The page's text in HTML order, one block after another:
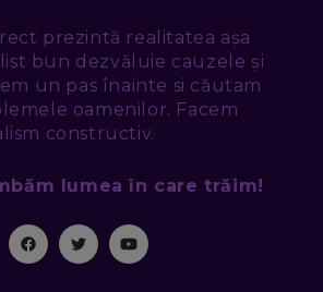
ȚIBRIGAN, DIGITAL FORENSIC TEAM: CUM ÎȚI DAI
CINEVA ÎNCEARCĂ SĂ TE MANIPULEZE, ONLINE.
DIN EPISODUL GEORGESCU
JOBFUL: SCHIMBĂM MODUL ÎN CARE APLICI
prezintă realitatea așa
bun dezvăluie cauzele și
un pas înainte si căutam
oamenilor. Facem
constructiv.
lumea în care trăim!